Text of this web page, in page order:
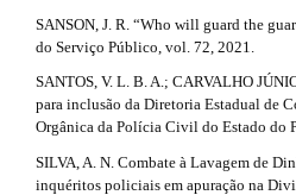
SANSON, J. R. “Who will guard the
do Serviço Público, vol. 72, 2021.
SANTOS, V. L. B. A.; CARVALHO
para inclusão da Diretoria Estadual de
Orgânica da Polícia Civil do Estado do
SILVA, A. N. Combate à Lavagem de
inquéritos policiais em apuração na